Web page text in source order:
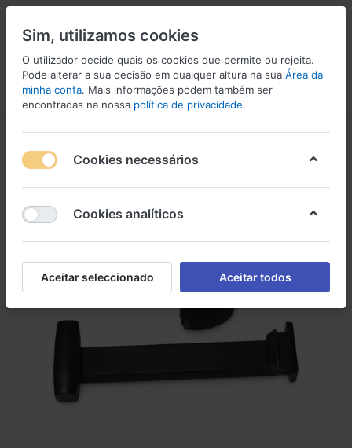
Menu Iniciar sessão Comparar Lista de Desejos
Sim, utilizamos cookies
O utilizador decide quais os cookies que permite ou rejeita.
Pode alterar a sua decisão em qualquer altura na sua Área da
minha conta. Mais informações podem também ser
encontradas na nossa política de privacidade.
Cookies necessários
Cookies analíticos
Aceitar seleccionado Aceitar todos